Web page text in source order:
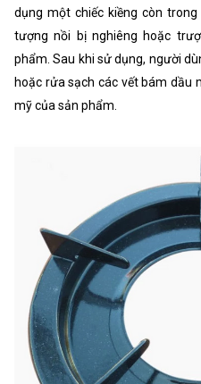
dụng một chiếc kiềng còn
tượng nồi bị nghiêng hoặc
phẩm. Sau khi sử dụng, người
hoặc rửa sạch các vết bám dầu
mỹ của sản phẩm.